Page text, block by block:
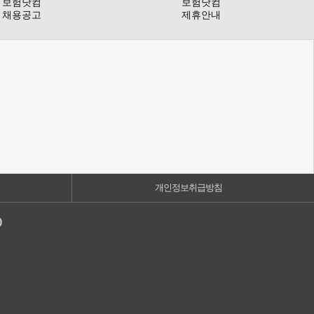
보험닷컴
채용공고
보험닷컴
제휴안내
개인정보취급방침